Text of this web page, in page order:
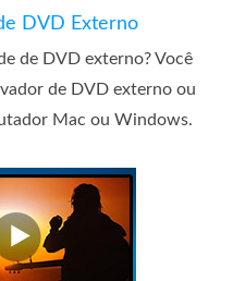
DVD Externo
de DVD externo? Você
de DVD externo ou
Mac ou Windows.